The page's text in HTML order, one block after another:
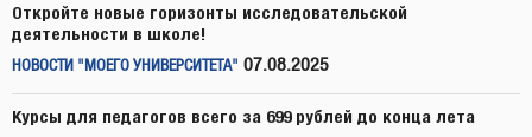
Откройте новые горизонты исследовательской
деятельности в школе!
НОВОСТИ "МОЕГО УНИВЕРСИТЕТА" 07.08.2025
Курсы для педагогов всего за 699 рублей до конца лета